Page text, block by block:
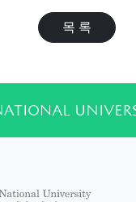
목 록